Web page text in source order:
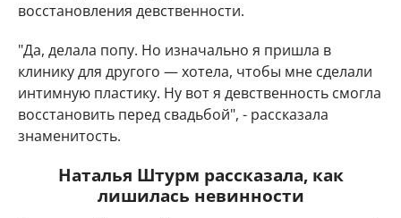
восстановления девственности.
"Да, делала попу. Но изначально я пришла в
клинику для другого — хотела, чтобы мне сделали
интимную пластику. Ну вот я девственность смогла
восстановить перед свадьбой", - рассказала
знаменитость.
Наталья Штурм рассказала, как
лишилась невинности